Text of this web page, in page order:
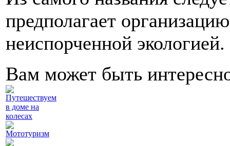
предполагает
неиспорченной экологией.
Вам может быть
Путешествуем
в доме на
колесах
Мототуризм